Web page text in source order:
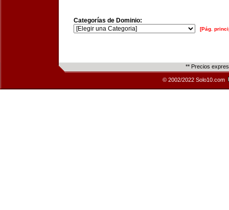
Categorías de Dominio:
[Pág.
** Precios
© 2002/2022 Solo10.com